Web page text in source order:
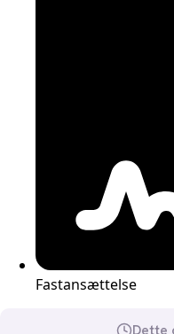
Fastansættelse
Dette